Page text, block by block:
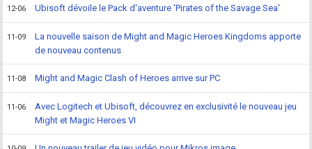
12-06 Ubisoft dévoile le Pack d'aventure 'Pirates of the Savage Sea'
11-09
La nouvelle saison de Might and Magic Heroes Kingdoms apporte
de nouveau contenus
11-08 Might and Magic Clash of Heroes arrive sur PC
11-06
Avec Logitech et Ubisoft, découvrez en exclusivité le nouveau jeu
Might et Magic Heroes VI